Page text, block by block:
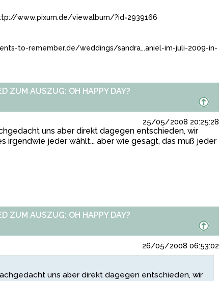
www.pixum.de/viewalbum/?id=2939166
to-remember.de/weddings/sandra...aniel-im-juli-2009-in-
ZUM AUSZUG: OH HAPPY DAY?
25/05/2008 20:25:28
uns aber direkt dagegen entschieden, wir
irgendwie jeder wählt... aber wie gesagt, das muß jeder
ZUM AUSZUG: OH HAPPY DAY?
26/05/2008 06:53:02
uns aber direkt dagegen entschieden, wir